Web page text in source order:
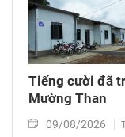
Hành trình
học viên
nghề, truyền
cộng đồng
động cho
thần nhân ái,
cộng đồng.
Tiếng cười đã
Mường Than
09/08/2026